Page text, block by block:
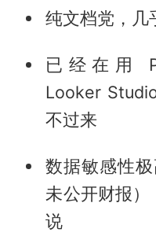
纯文档党，几
已经在用
Looker
不过来
数据敏感性极
未公开财报
说